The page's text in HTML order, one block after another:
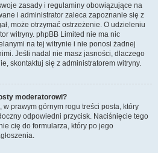
zasady i regulaminy obowiązujące na
i administrator zaleca zapoznanie się z
może otrzymać ostrzeżenie. O udzieleniu
witryny. phpBB Limited nie ma nic
na tej witrynie i nie ponosi żadnej
Jeśli nadal nie masz jasności, dlaczego
skontaktuj się z administratorem witryny.
moderatorowi?
w prawym górnym rogu treści posta, który
odpowiedni przycisk. Naciśnięcie tego
cię do formularza, który po jego